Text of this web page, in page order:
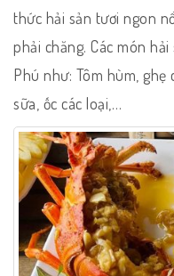
thức hải sản tươi ngon
phải chăng. Các món
Phú như: Tôm hùm, ghẹ
sữa, ốc các loại,…